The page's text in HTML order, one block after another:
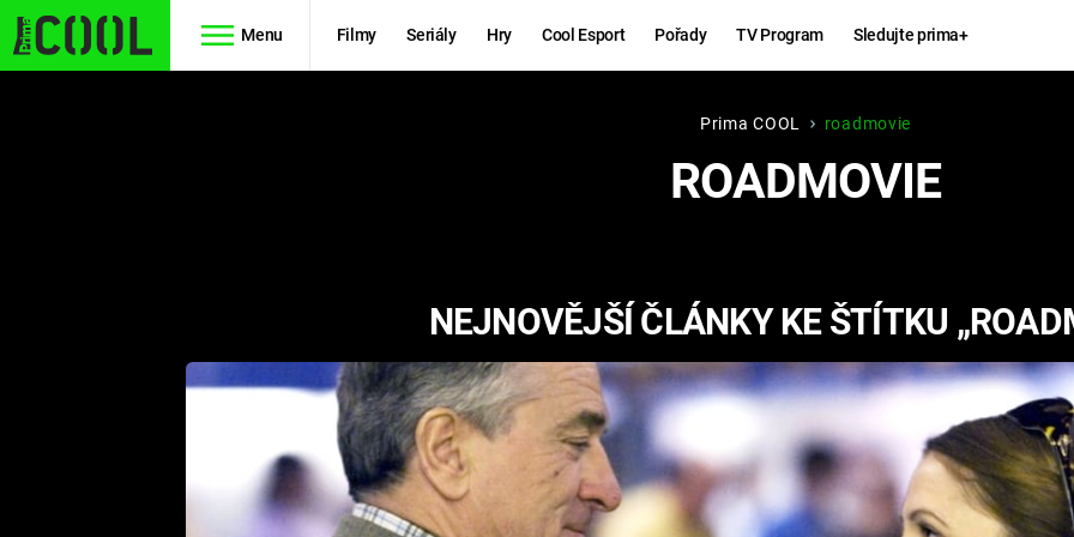
Menu Filmy Seriály Hry Cool Esport Pořady TV Program Sledujte prima+
FUTURAMA
RYCHLE A
ZBĚSILE 10
PREDÁTOR
Hry
KINGDOM
COME:
DELIVERANCE
ESPORT
CHUCK
NORRIS
Prima COOL roadmovie
ROADMOVIE
NEJNOVĚJŠÍ ČLÁNKY KE ŠTÍTKU